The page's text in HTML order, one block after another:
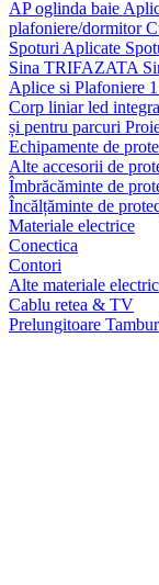
AP oglinda baie
plafoniere/dormitor
Spoturi Aplicate
Sina TRIFAZATA
Aplice si Plafoniere 1
Corp liniar led
și pentru parcuri
Echipamente de
Alte accesorii de
Îmbrăcăminte de
Încălțăminte de
Materiale electrice
Conectica
Contori
Alte materiale
Cablu retea & TV
Prelungitoare